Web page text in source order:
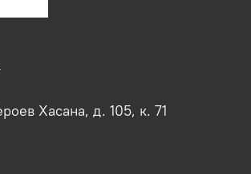
Хасана, д. 105, к. 71